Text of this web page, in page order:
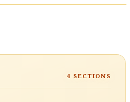
4 SECTIONS